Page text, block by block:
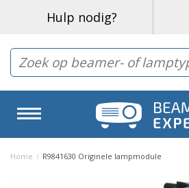
Hulp nodig?
Home / R9841630 Originele lampmodule